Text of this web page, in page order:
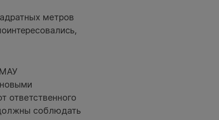
метров
МАУ
ответственного
соблюдать